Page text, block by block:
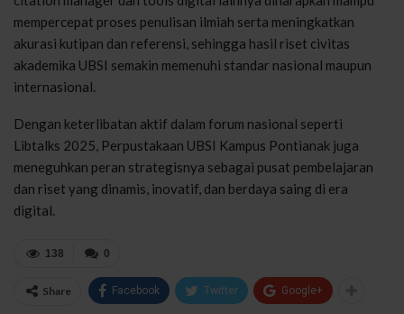
mempercepat proses penulisan ilmiah serta meningkatkan
akurasi kutipan dan referensi, sehingga hasil riset civitas
akademika UBSI semakin memenuhi standar nasional maupun
internasional.
Dengan keterlibatan aktif dalam forum nasional seperti
Libtalks 2025, Perpustakaan UBSI Kampus Pontianak juga
meneguhkan peran strategisnya sebagai pusat pembelajaran
dan riset yang dinamis, inovatif, dan berdaya saing di era
digital.
0
138
Share Facebook Twitter Google+